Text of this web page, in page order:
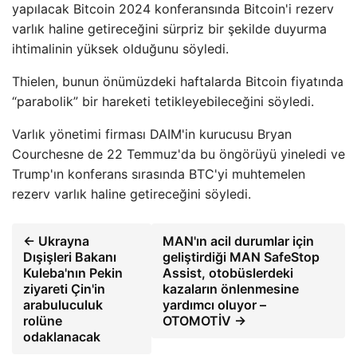
yapılacak Bitcoin 2024 konferansında Bitcoin'i rezerv
varlık haline getireceğini sürpriz bir şekilde duyurma
ihtimalinin yüksek olduğunu söyledi.
Thielen, bunun önümüzdeki haftalarda Bitcoin fiyatında
“parabolik” bir hareketi tetikleyebileceğini söyledi.
Varlık yönetimi firması DAIM'in kurucusu Bryan
Courchesne de 22 Temmuz'da bu öngörüyü yineledi ve
Trump'ın konferans sırasında BTC'yi muhtemelen
rezerv varlık haline getireceğini söyledi.
← Ukrayna
Dışişleri Bakanı
Kuleba'nın Pekin
ziyareti Çin'in
arabuluculuk
rolüne
odaklanacak
MAN'ın acil durumlar için
geliştirdiği MAN SafeStop
Assist, otobüslerdeki
kazaların önlenmesine
yardımcı oluyor –
OTOMOTİV →